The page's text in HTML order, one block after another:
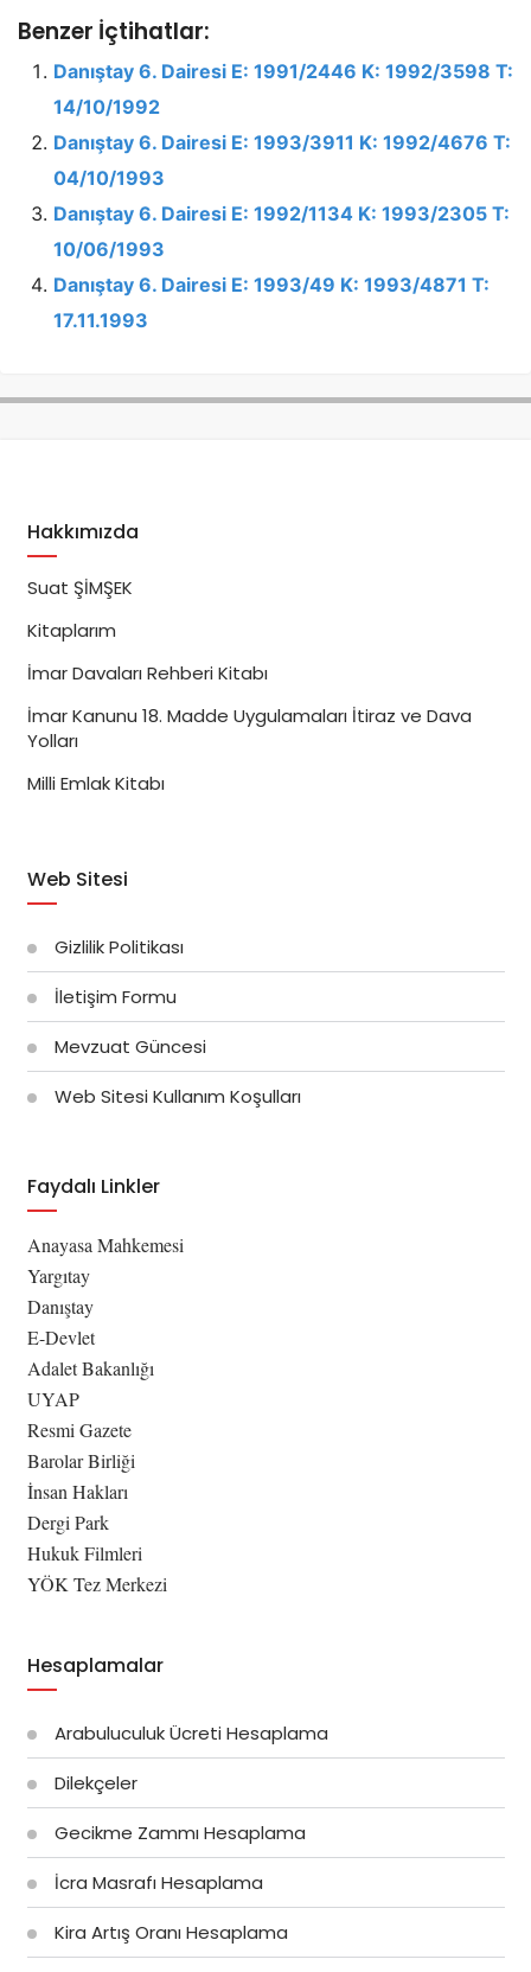
Benzer İçtihatlar:
Danıştay 6. Dairesi E: 1991/2446 K: 1992/3598 T:
14/10/1992
Danıştay 6. Dairesi E: 1993/3911 K: 1992/4676 T:
04/10/1993
Danıştay 6. Dairesi E: 1992/1134 K: 1993/2305 T:
10/06/1993
Danıştay 6. Dairesi E: 1993/49 K: 1993/4871 T:
17.11.1993
Hakkımızda
Suat ŞİMŞEK
Kitaplarım
İmar Davaları Rehberi Kitabı
İmar Kanunu 18. Madde Uygulamaları İtiraz ve Dava
Yolları
Milli Emlak Kitabı
Web Sitesi
Gizlilik Politikası
İletişim Formu
Mevzuat Güncesi
Web Sitesi Kullanım Koşulları
Faydalı Linkler
Anayasa Mahkemesi
Yargıtay
Danıştay
E-Devlet
Adalet Bakanlığı
UYAP
Resmi Gazete
Barolar Birliği
İnsan Hakları
Dergi Park
Hukuk Filmleri
YÖK Tez Merkezi
Hesaplamalar
Arabuluculuk Ücreti Hesaplama
Dilekçeler
Gecikme Zammı Hesaplama
İcra Masrafı Hesaplama
Kira Artış Oranı Hesaplama